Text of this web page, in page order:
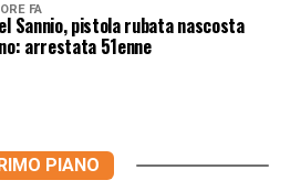
FA
Sannio, pistola rubata nascosta
arrestata 51enne
PIANO